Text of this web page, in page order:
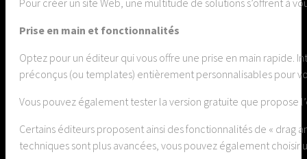
Prise en main et fonctionnalités
Optez pour un éditeur qui vous offre une prise en main rapide.
préconçus (ou templates) entièrement personnalisables pour
Vous pouvez également tester la version gratuite que propose
Certains éditeurs proposent ainsi des fonctionnalités de « drag
techniques sont plus avancées, vous pouvez également